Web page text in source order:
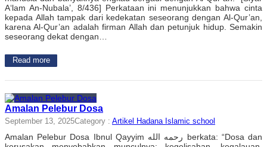
A‘lam An-Nubala’, 8/436] Perkataan ini menunjukkan bahwa cinta
kepada Allah tampak dari kedekatan seseorang dengan Al-Qur’an,
karena Al-Qur’an adalah firman Allah dan petunjuk hidup. Semakin
seseorang dekat dengan…
Read more
Amalan Pelebur Dosa
September 13, 2025Category : Artikel Hadana Islamic school
Amalan Pelebur Dosa Ibnul Qayyim رحمه الله berkata: “Dosa dan